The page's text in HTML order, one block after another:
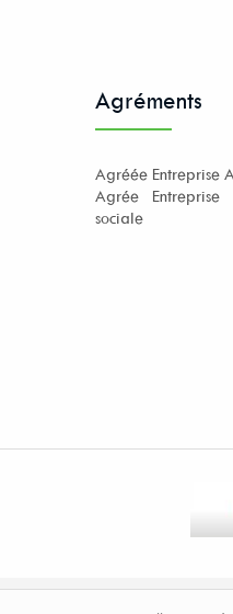
Agréments
Agréée Entreprise
Agrée
sociale